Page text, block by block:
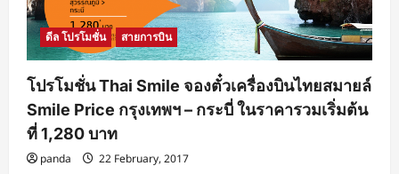
บิน
ตรง
จาก
กรุงเทพฯ
สู่
สิงคโปร์
ราคา
รวม
เริ่ม
ต้น
ที่
1,700
บาท
ดีล โปรโมชั่น สายการบิน
โปรโมชั่น Thai Smile จองตั๋วเครื่องบินไทยสมายล์
Smile Price กรุงเทพฯ – กระบี่ ในราคารวมเริ่มต้น
ที่ 1,280 บาท
panda 22 February, 2017